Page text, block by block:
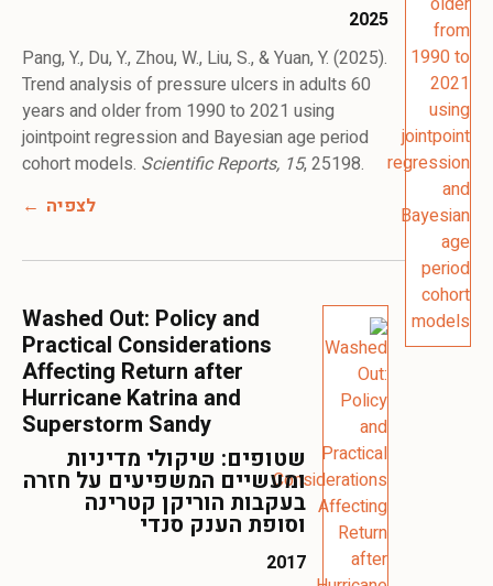
2025
Pang, Y., Du, Y., Zhou, W., Liu, S., & Yuan, Y. (2025).
Trend analysis of pressure ulcers in adults 60
years and older from 1990 to 2021 using
jointpoint regression and Bayesian age period
cohort models. Scientific Reports, 15, 25198.
לצפיה
Washed Out: Policy and
Practical Considerations
Affecting Return after
Hurricane Katrina and
Superstorm Sandy
שטופים: שיקולי מדיניות
ומעשיים המשפיעים על חזרה
בעקבות הוריקן קטרינה
וסופת הענק סנדי
2017